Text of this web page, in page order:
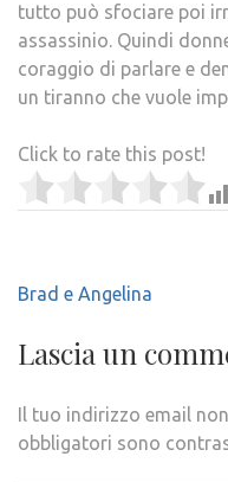
tutto può sfociare poi
assassinio. Quindi
coraggio di parlare e
un tiranno che vuole
Click to rate this post!
Navigazione
Brad e Angelina
Lascia un
Il tuo indirizzo email
obbligatori sono